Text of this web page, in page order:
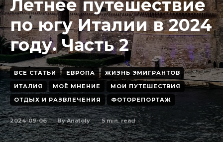
Летнее путешествие
по югу Италии в 2024
году. Часть 2
ВСЕ СТАТЬИ ЕВРОПА
ЖИЗНЬ ЭМИГРАНТОВ
ИТАЛИЯ
МОЁ МНЕНИЕ
МОИ ПУТЕШЕСТВИЯ
ОТДЫХ И РАЗВЛЕЧЕНИЯ
ФОТОРЕПОРТАЖ
2024-09-06 By Anatoly 5min. read